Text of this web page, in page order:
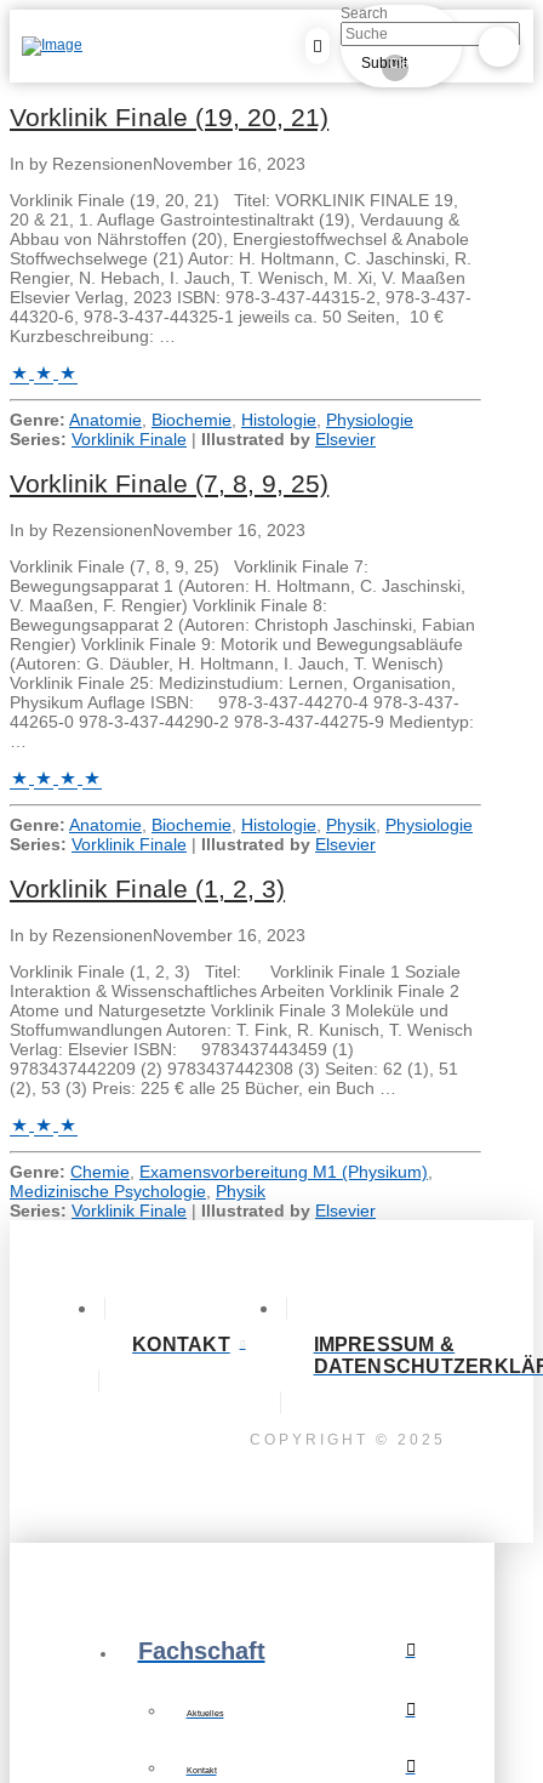
Search
Submit
Clear
Vorklinik Finale (19, 20, 21)
In by RezensionenNovember 16, 2023
Vorklinik Finale (19, 20, 21) Titel: VORKLINIK FINALE 19,
20 & 21, 1. Auflage Gastrointestinaltrakt (19), Verdauung &
Abbau von Nährstoffen (20), Energiestoffwechsel & Anabole
Stoffwechselwege (21) Autor: H. Holtmann, C. Jaschinski, R.
Rengier, N. Hebach, I. Jauch, T. Wenisch, M. Xi, V. Maaßen
Elsevier Verlag, 2023 ISBN: 978-3-437-44315-2, 978-3-437-
44320-6, 978-3-437-44325-1 jeweils ca. 50 Seiten, 10 €
Kurzbeschreibung: …
Genre: Anatomie Biochemie Histologie Physiologie
Series: Vorklinik Finale | Illustrated by Elsevier
Vorklinik Finale (7, 8, 9, 25)
In by RezensionenNovember 16, 2023
Vorklinik Finale (7, 8, 9, 25) Vorklinik Finale 7:
Bewegungsapparat 1 (Autoren: H. Holtmann, C. Jaschinski,
V. Maaßen, F. Rengier) Vorklinik Finale 8:
Bewegungsapparat 2 (Autoren: Christoph Jaschinski, Fabian
Rengier) Vorklinik Finale 9: Motorik und Bewegungsabläufe
(Autoren: G. Däubler, H. Holtmann, I. Jauch, T. Wenisch)
Vorklinik Finale 25: Medizinstudium: Lernen, Organisation,
Physikum Auflage ISBN: 978-3-437-44270-4 978-3-437-
44265-0 978-3-437-44290-2 978-3-437-44275-9 Medientyp:
Genre: Anatomie Biochemie Histologie Physik Physiologie
Series: Vorklinik Finale | Illustrated by Elsevier
Vorklinik Finale (1, 2, 3)
In by RezensionenNovember 16, 2023
Vorklinik Finale (1, 2, 3) Titel: Vorklinik Finale 1 Soziale
Interaktion & Wissenschaftliches Arbeiten Vorklinik Finale 2
Atome und Naturgesetzte Vorklinik Finale 3 Moleküle und
Stoffumwandlungen Autoren: T. Fink, R. Kunisch, T. Wenisch
Verlag: Elsevier ISBN: 9783437443459 (1)
9783437442209 (2) 9783437442308 (3) Seiten: 62 (1), 51
(2), 53 (3) Preis: 225 € alle 25 Bücher, ein Buch …
Genre: Chemie Examensvorbereitung M1 (Physikum)
Medizinische Psychologie Physik
Series: Vorklinik Finale | Illustrated by Elsevier
KONTAKT
IMPRESSUM &
COPYRIGHT © 2025
Fachschaft
Aktuelles
Kontakt